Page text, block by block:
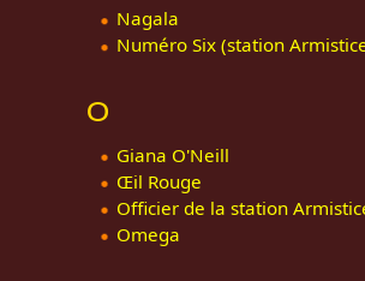
Nagala
Numéro Six (station
O
Giana O'Neill
Œil Rouge
Officier de la station
Omega